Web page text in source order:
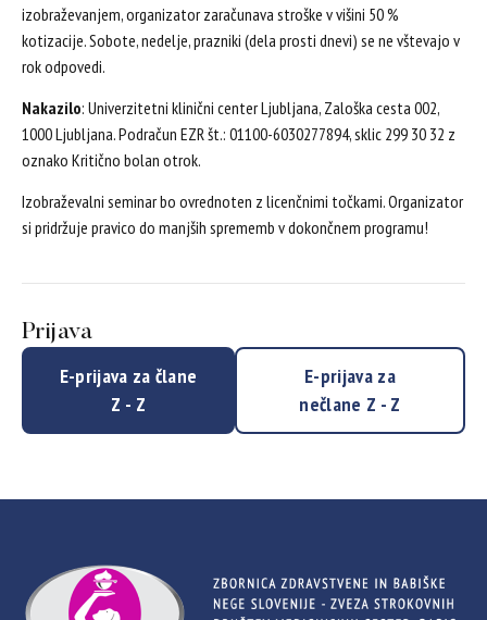
izobraževanjem, organizator zaračunava stroške v višini 50 %
kotizacije. Sobote, nedelje, prazniki (dela prosti dnevi) se ne vštevajo v
rok odpovedi.
Nakazilo: Univerzitetni klinični center Ljubljana, Zaloška cesta 002,
1000 Ljubljana. Podračun EZR št.: 01100-6030277894, sklic 299 30 32 z
oznako Kritično bolan otrok.
Izobraževalni seminar bo ovrednoten z licenčnimi točkami. Organizator
si pridržuje pravico do manjših sprememb v dokončnem programu!
Prijava
E-prijava za člane
Z - Z
E-prijava za
nečlane Z - Z